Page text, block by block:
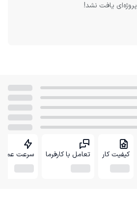
پروژه‌ای یافت نشد!
کیفیت کار تعامل با کارفرما سرعت عمل